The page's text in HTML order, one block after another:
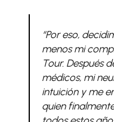
“Por eso,
menos mi
Tour. Después
médicos, mi
intuición y me
quien